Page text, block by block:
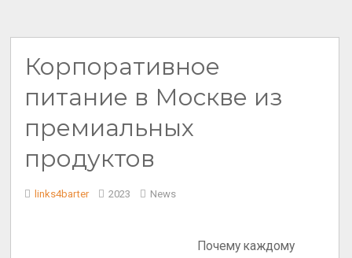
Корпоративное
питание в Москве из
премиальных
продуктов
links4barter 2023 News
Почему каждому